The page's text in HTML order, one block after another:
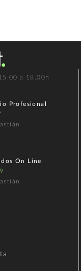
a 18.00h
Profesional
On Line